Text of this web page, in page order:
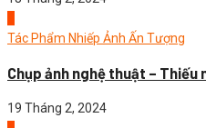
Tác Phẩm Nhiếp Ảnh Ấn Tượng
Chụp ảnh nghệ thuật – Thiếu
19 Tháng 2, 2024